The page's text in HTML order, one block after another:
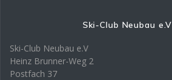
Ski-Club Neubau e.V
Ski-Club Neubau e.V
Heinz Brunner-Weg 2
Postfach 37